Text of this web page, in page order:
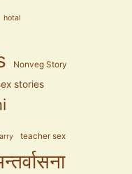
hotal
Nonveg Story
stories
teacher sex